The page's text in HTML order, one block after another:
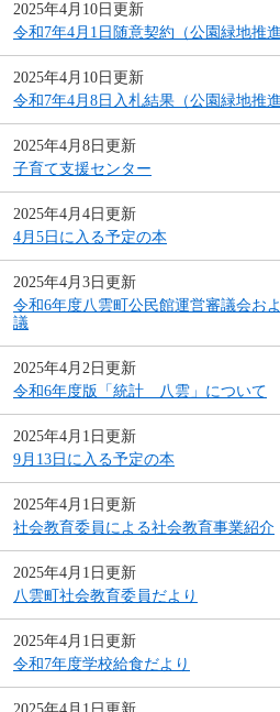
2025年4月10日更新
令和7年4月1日随意契約（公園緑地推進
2025年4月10日更新
令和7年4月8日入札結果（公園緑地推進
2025年4月8日更新
子育て支援センター
2025年4月4日更新
4月5日に入る予定の本
2025年4月3日更新
令和6年度八雲町公民館運営審議会お
議
2025年4月2日更新
令和6年度版「統計 八雲」について
2025年4月1日更新
9月13日に入る予定の本
2025年4月1日更新
社会教育委員による社会教育事業紹介
2025年4月1日更新
八雲町社会教育委員だより
2025年4月1日更新
令和7年度学校給食だより